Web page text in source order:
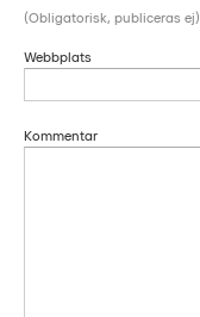
(Obligatorisk, publiceras ej)
Webbplats
Kommentar